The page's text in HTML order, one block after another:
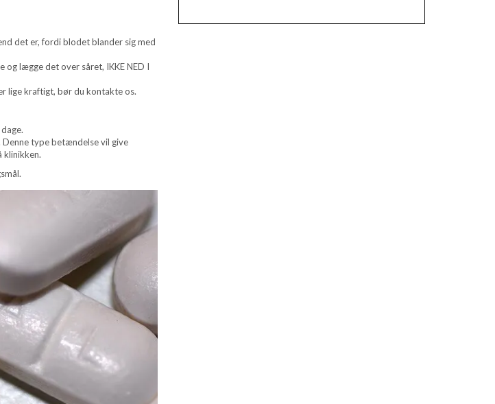
det er, fordi blodet blander sig med
lægge det over såret, IKKE NED I
lige kraftigt, bør du kontakte os.
type betændelse vil give
klinikken.